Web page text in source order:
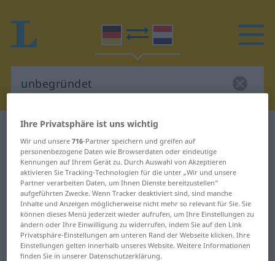
Deutsch-Niederländisch Wörterbuch
unbegründet
Deutsch-Niederländisch
Übersetzung für "unbegründet"
"unbegründet" Niederländisch
Übersetzung
Ihre Privatsphäre ist uns wichtig
Wir und unsere716-Partner speichern und greifen auf
personenbezogene Daten wie Browserdaten oder eindeutige
Kennungen auf Ihrem Gerät zu. Durch Auswahl von Akzeptieren
aktivieren Sie Tracking-Technologien für die unter „Wir und unsere
Partner verarbeiten Daten, um Ihnen Dienste bereitzustellen“
aufgeführten Zwecke. Wenn Tracker deaktiviert sind, sind manche
Inhalte und Anzeigen möglicherweise nicht mehr so relevant für Sie. Sie
können dieses Menü jederzeit wieder aufrufen, um Ihre Einstellungen zu
ändern oder Ihre Einwilligung zu widerrufen, indem Sie auf den Link
Privatsphäre-Einstellungen am unteren Rand der Webseite klicken. Ihre
Einstellungen gelten innerhalb unseres Website. Weitere Informationen
finden Sie in unserer Datenschutzerklärung.